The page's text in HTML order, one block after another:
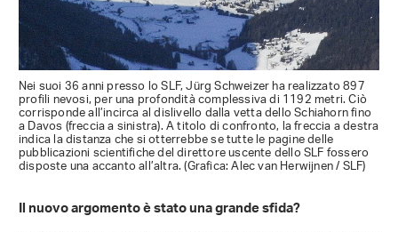
Nei suoi 36 anni presso lo SLF, Jürg Schweizer ha realizzato 897
profili nevosi, per una profondità complessiva di 1192 metri. Ciò
corrisponde all’incirca al dislivello dalla vetta dello Schiahorn fino
a Davos (freccia a sinistra). A titolo di confronto, la freccia a destra
indica la distanza che si otterrebbe se tutte le pagine delle
pubblicazioni scientifiche del direttore uscente dello SLF fossero
disposte una accanto all’altra. (Grafica: Alec van Herwijnen / SLF)
Il nuovo argomento è stato una grande sfida?